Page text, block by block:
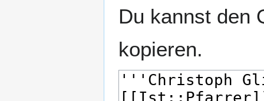
Du kannst den
kopieren.